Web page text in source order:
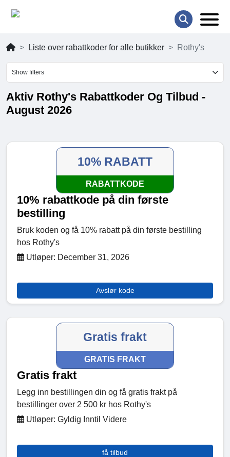
Liste over rabattkoder for alle butikker Rothy's
Show filters
Aktiv Rothy's Rabattkoder Og Tilbud -
August 2026
10% RABATT
RABATTKODE
10% rabattkode på din første
bestilling
Bruk koden og få 10% rabatt på din første bestilling
hos Rothy's
Utløper: December 31, 2026
Avslør kode
Gratis frakt
GRATIS FRAKT
Gratis frakt
Legg inn bestillingen din og få gratis frakt på
bestillinger over 2 500 kr hos Rothy's
Utløper: Gyldig Inntil Videre
få tilbud